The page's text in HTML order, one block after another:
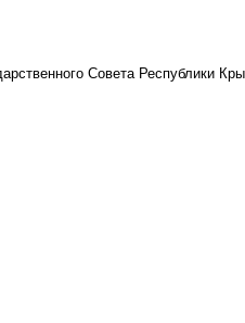
Совета Республики